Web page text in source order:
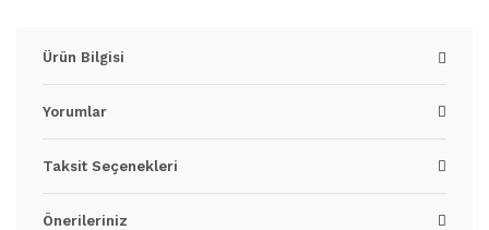
Ürün Bilgisi
Yorumlar
Taksit Seçenekleri
Önerileriniz